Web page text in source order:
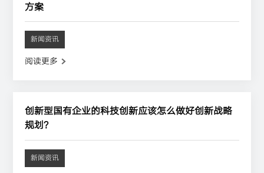
方案
新闻资讯
阅读更多
创新型国有企业的科技创新应该怎么做好创新战略
规划?
新闻资讯